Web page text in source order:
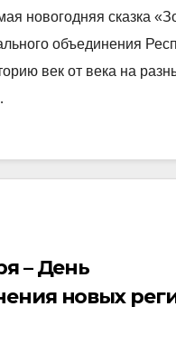
новогодняя сказка
объединения
век от века на
– День
новых